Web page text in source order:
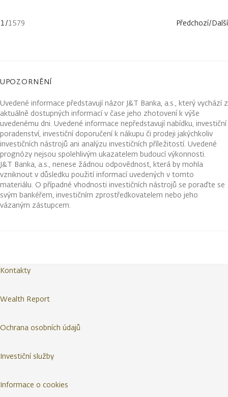
1/1579 Předchozí/Další
UPOZORNĚNÍ
Uvedené informace představují názor J&T Banka, a.s., který vychází z
aktuálně dostupných informací v čase jeho zhotovení k výše
uvedenému dni. Uvedené informace nepředstavují nabídku, investiční
poradenství, investiční doporučení k nákupu či prodeji jakýchkoliv
investičních nástrojů ani analýzu investičních příležitostí. Uvedené
prognózy nejsou spolehlivým ukazatelem budoucí výkonnosti.
J&T Banka, a.s., nenese žádnou odpovědnost, která by mohla
vzniknout v důsledku použití informací uvedených v tomto
materiálu. O případné vhodnosti investičních nástrojů se poraďte se
svým bankéřem, investičním zprostředkovatelem nebo jeho
vázaným zástupcem.
Kontakty
Wealth Report
Ochrana osobních údajů
Investiční služby
Informace o cookies